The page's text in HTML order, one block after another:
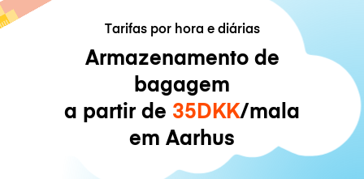
Tarifas por hora e diárias
Armazenamento de
bagagem
a partir de 35DKK/mala
em Aarhus